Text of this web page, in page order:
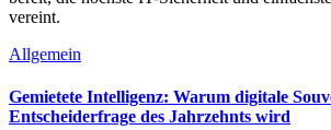
vereint.
Allgemein
Gemietete Intelligenz: Warum digitale
Entscheiderfrage des Jahrzehnts wird